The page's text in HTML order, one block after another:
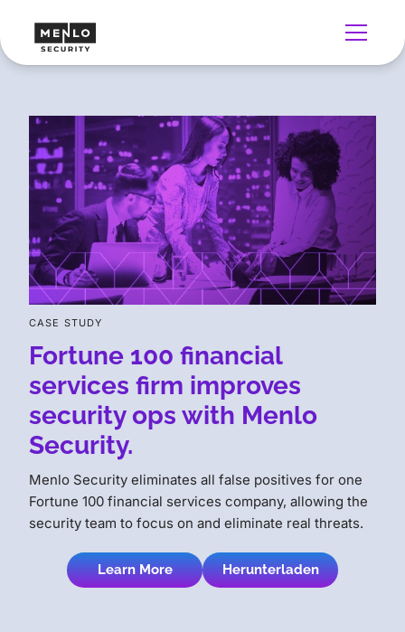
CASE STUDY
Fortune 100 financial
services firm improves
security ops with Menlo
Security.
Menlo Security eliminates all false positives for one
Fortune 100 financial services company, allowing the
security team to focus on and eliminate real threats.
Learn More Herunterladen